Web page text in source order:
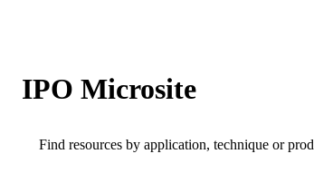
IPO Microsite
Search